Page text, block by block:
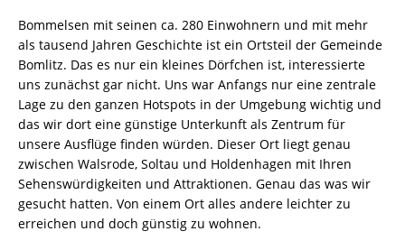
Bommelsen mit seinen ca. 280 Einwohnern und mit mehr
als tausend Jahren Geschichte ist ein Ortsteil der Gemeinde
Bomlitz. Das es nur ein kleines Dörfchen ist, interessierte
uns zunächst gar nicht. Uns war Anfangs nur eine zentrale
Lage zu den ganzen Hotspots in der Umgebung wichtig und
das wir dort eine günstige Unterkunft als Zentrum für
unsere Ausflüge finden würden. Dieser Ort liegt genau
zwischen Walsrode, Soltau und Holdenhagen mit Ihren
Sehenswürdigkeiten und Attraktionen. Genau das was wir
gesucht hatten. Von einem Ort alles andere leichter zu
erreichen und doch günstig zu wohnen.